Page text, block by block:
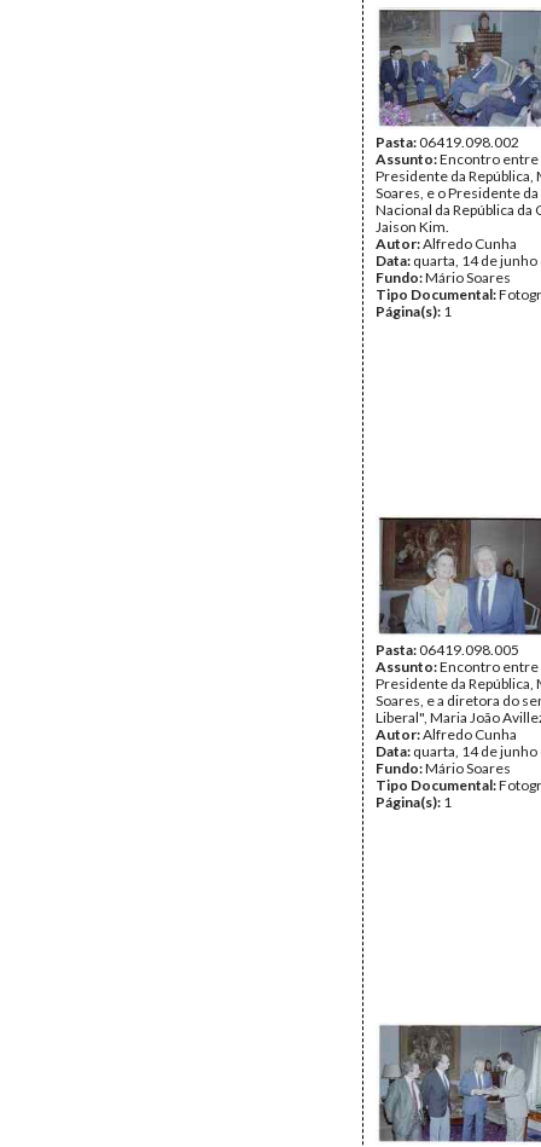
Pasta:06419.098.002
Assunto:Encontro entre
Presidente da República,
Soares, e o Presidente
Nacional da República da
Jaison Kim.
Autor:Alfredo Cunha
Data: quarta, 14 de
Fundo:Mário Soares
Tipo Documental:
Página(s): 1
Pasta:06419.098.005
Assunto:Encontro entre
Presidente da República,
Soares, e a diretora do
Liberal", Maria João
Autor:Alfredo Cunha
Data: quarta, 14 de
Fundo:Mário Soares
Tipo Documental:
Página(s): 1